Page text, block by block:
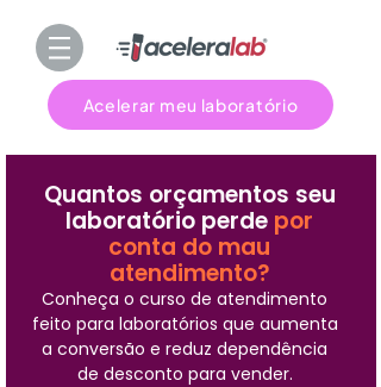
Acelerar meu laboratório
Quantos orçamentos seu
laboratório perde por
conta do mau
atendimento?
Conheça o curso de atendimento
feito para laboratórios que aumenta
a conversão e reduz dependência
de desconto para vender.